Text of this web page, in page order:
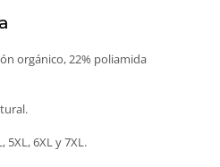
orgánico, 22% poliamida
5XL, 6XL y 7XL.